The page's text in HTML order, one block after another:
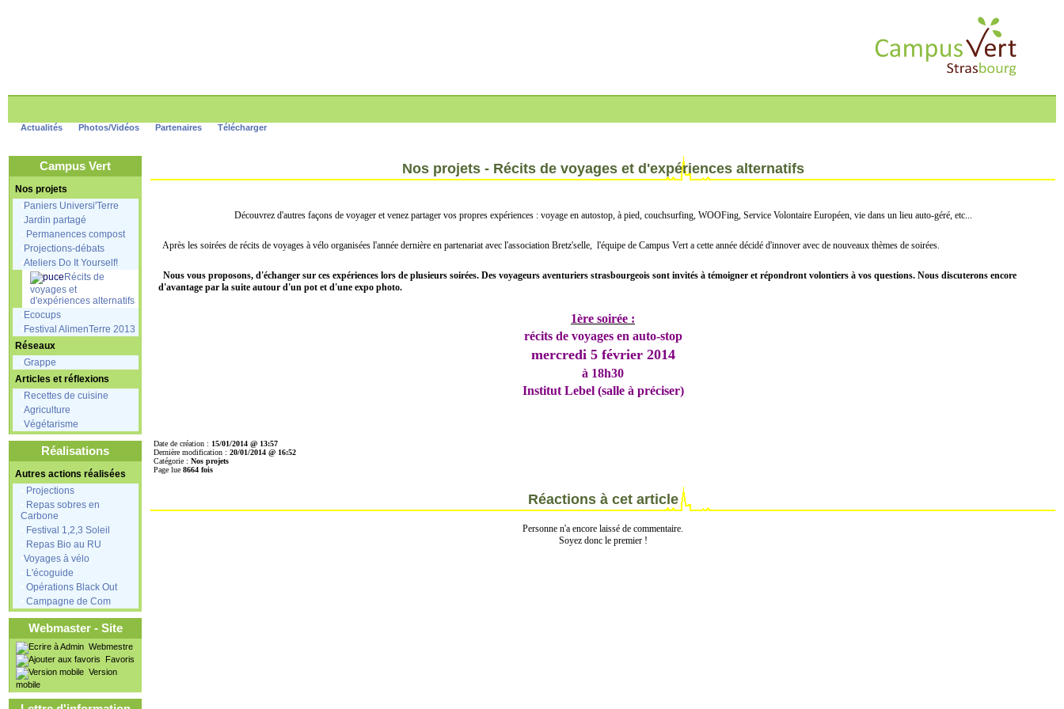
Actualités Photos/Vidéos Partenaires Télécharger
Campus Vert
Nos projets
Paniers Universi'Terre
Jardin partagé
Permanences compost
Projections-débats
Ateliers Do It Yourself!
Récits de
voyages et
d'expériences alternatifs
Ecocups
Festival AlimenTerre 2013
Réseaux
Grappe
Articles et réflexions
Recettes de cuisine
Agriculture
Végétarisme
Réalisations
Autres actions réalisées
Projections
Repas sobres en
Carbone
Festival 1,2,3 Soleil
Repas Bio au RU
Voyages à vélo
L'écoguide
Opérations Black Out
Campagne de Com
Webmaster - Site
Webmestre
Favoris
Version
mobile
Nos projets - Récits de voyages et d'expériences alternatifs
Découvrez d'autres façons de voyager et venez partager vos propres expériences : voyage en autostop, à pied, couchsurfing, WOOFing, Service Volontaire Européen, vie dans un lieu auto-géré, etc...
Après les soirées de récits de voyages à vélo organisées l'année dernière en partenariat avec l'association Bretz'selle, l'équipe de Campus Vert a cette année décidé d'innover avec de nouveaux thèmes de soirées.
Nous vous proposons, d'échanger sur ces expériences lors de plusieurs soirées. Des voyageurs aventuriers strasbourgeois sont invités à témoigner et répondront volontiers à vos questions. Nous discuterons encore
d'avantage par la suite autour d'un pot et d'une expo photo.
1ère soirée :
récits de voyages en auto-stop
mercredi 5 février 2014
à 18h30
Institut Lebel (salle à préciser)
Date de création : 15/01/2014 @ 13:57
Dernière modification : 20/01/2014 @ 16:52
Catégorie : Nos projets
Page lue 8664 fois
Réactions à cet article
Personne n'a encore laissé de commentaire.
Soyez donc le premier !